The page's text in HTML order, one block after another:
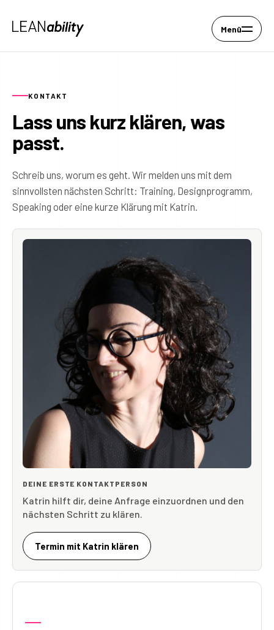
Menü
KONTAKT
Lass uns kurz klären, was
passt.
Schreib uns, worum es geht. Wir melden uns mit dem
sinnvollsten nächsten Schritt: Training, Designprogramm,
Speaking oder eine kurze Klärung mit Katrin.
DEINE ERSTE KONTAKTPERSON
Katrin hilft dir, deine Anfrage einzuordnen und den
nächsten Schritt zu klären.
Termin mit Katrin klären